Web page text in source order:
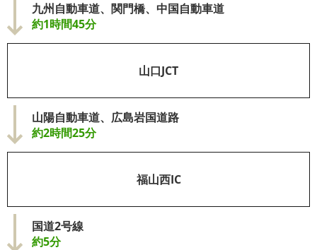
九州自動車道、関門橋、中国自動車道
約1時間45分
山口JCT
山陽自動車道、広島岩国道路
約2時間25分
福山西IC
国道2号線
約5分